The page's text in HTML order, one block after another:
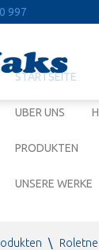
997
STARTSEITE
UBER UNS
PRODUKTEN
UNSERE WERKE
\